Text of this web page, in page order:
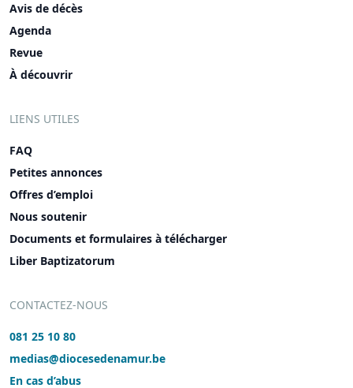
Avis de décès
Agenda
Revue
À découvrir
LIENS UTILES
FAQ
Petites annonces
Offres d’emploi
Nous soutenir
Documents et formulaires à télécharger
Liber Baptizatorum
CONTACTEZ-NOUS
081 25 10 80
medias@diocesedenamur.be
En cas d’abus